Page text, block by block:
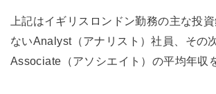
上記はイギリスロンドン勤務の主な投
ないAnalyst（アナリスト）社員、その
Associate（アソシエイト）の平均年収